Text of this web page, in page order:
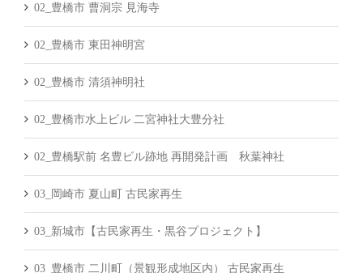
02_豊橋市 曹洞宗 見海寺
02_豊橋市 東田神明宮
02_豊橋市 清須神明社
02_豊橋市水上ビル 二宮神社大豊分社
02_豊橋駅前 名豊ビル跡地 再開発計画 秋葉神社
03_岡崎市 夏山町 古民家再生
03_新城市【古民家再生・黒谷プロジェクト】
03_豊橋市 二川町（景観形成地区内） 古民家再生